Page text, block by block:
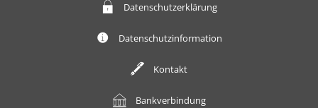
Datenschutzerklärung
Datenschutzinformation
Kontakt
Bankverbindung